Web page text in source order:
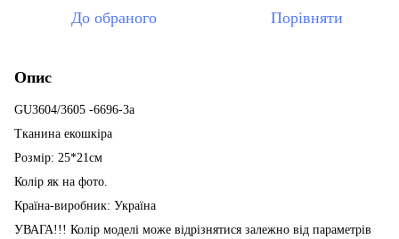
До обраного Порівняти
Опис
GU3604/3605 -6696-3a
Тканина екошкіра
Розмір: 25*21см
Колір як на фото.
Країна-виробник: Україна
УВАГА!!! Колір моделі може відрізнятися залежно від параметрів